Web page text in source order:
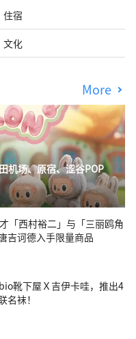
住宿
文化
More
机场、原宿、涩谷POP
「西村裕二」与「三丽鸥角
吉诃德入手限量商品
靴下屋Ｘ吉伊卡哇，推出4
名袜！